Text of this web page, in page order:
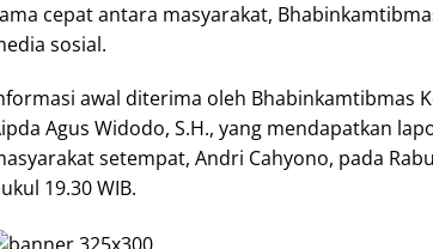
cepat antara masyarakat,
sosial.
awal diterima oleh Bhabinkamtibmas
Agus Widodo, S.H., yang mendapatkan
setempat, Andri Cahyono, pada
19.30 WIB.